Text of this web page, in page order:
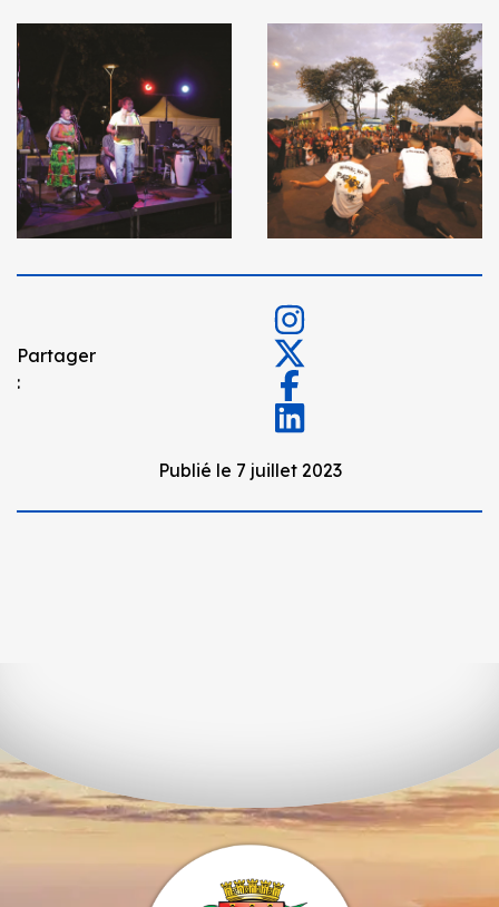
Partager
:
Publié le 7 juillet 2023